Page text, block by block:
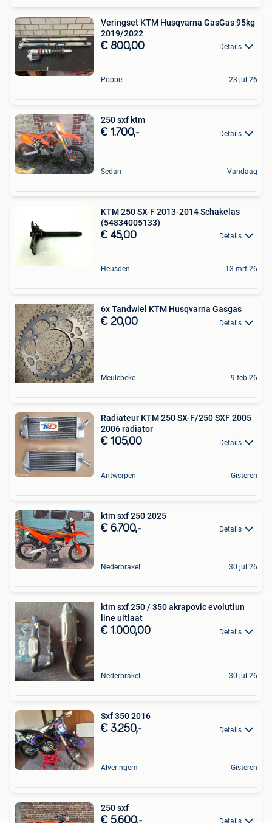
Veringset KTM Husqvarna GasGas 95kg
2019/2022
€ 800,00 Details
Poppel 23 jul 26
250 sxf ktm
€ 1.700,- Details
Sedan Vandaag
KTM 250 SX-F 2013-2014 Schakelas
(54834005133)
€ 45,00 Details
Heusden 13 mrt 26
6x Tandwiel KTM Husqvarna Gasgas
€ 20,00 Details
Meulebeke 9 feb 26
Radiateur KTM 250 SX-F/250 SXF 2005
2006 radiator
€ 105,00 Details
Antwerpen Gisteren
ktm sxf 250 2025
€ 6.700,- Details
Nederbrakel 30 jul 26
ktm sxf 250 / 350 akrapovic evolutiun
line uitlaat
€ 1.000,00 Details
Nederbrakel 30 jul 26
Sxf 350 2016
€ 3.250,- Details
Alveringem Gisteren
250 sxf
€ 5.600,- Details